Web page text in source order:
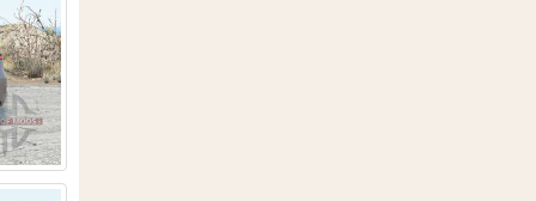
5
3
78
1
36
269
5
11